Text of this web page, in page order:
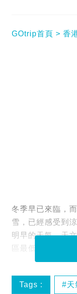
GOtrip首頁 香
冬季早已來臨，
雪，已經感受到
明早的天氣。天
區最低氣溫約15
Tags : 天